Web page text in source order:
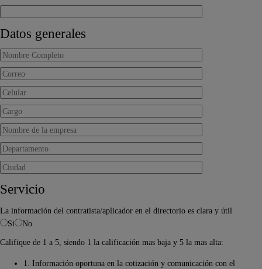
Datos generales
Servicio
La información del contratista/aplicador en el directorio es clara y útil
Si
No
Califique de 1 a 5, siendo 1 la calificación mas baja y 5 la mas alta:
1. Información oportuna en la cotización y comunicación con el